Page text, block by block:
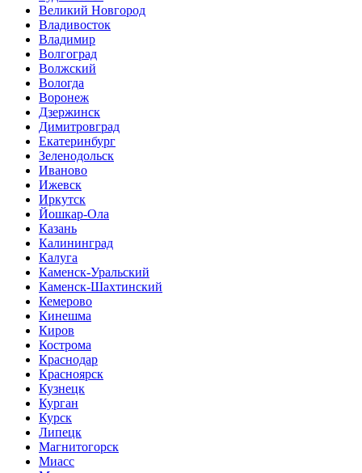
Великий Новгород
Владивосток
Владимир
Волгоград
Волжский
Вологда
Воронеж
Дзержинск
Димитровград
Екатеринбург
Зеленодольск
Иваново
Ижевск
Иркутск
Йошкар-Ола
Казань
Калининград
Калуга
Каменск-Уральский
Каменск-Шахтинский
Кемерово
Кинешма
Киров
Кострома
Краснодар
Красноярск
Кузнецк
Курган
Курск
Липецк
Магнитогорск
Миасс